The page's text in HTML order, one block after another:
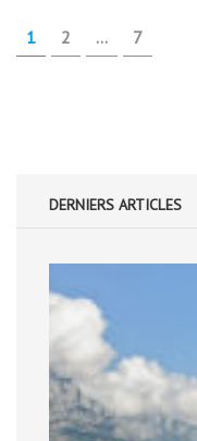
Pagination
des
PAGE
1 PAGE
2 … PAGE
7
DERNIERS ARTICLES